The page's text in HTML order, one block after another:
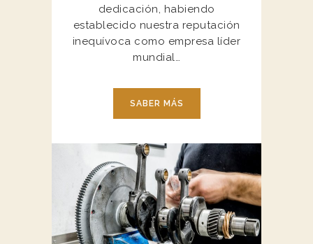
dedicación, habiendo
establecido nuestra reputación
inequívoca como empresa líder
mundial…
SABER MÁS